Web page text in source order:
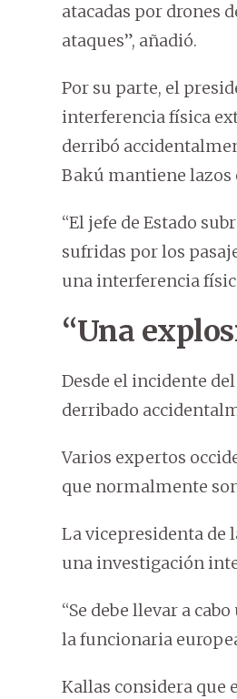
atacadas por drones
ataques”, añadió.
Por su parte, el
interferencia física
derribó
Bakú mantiene lazos
“El jefe de Estado
sufridas por los
una interferencia
“Una
Desde el incidente
derribado
Varios expertos
que normalmente
La vicepresidenta de
una investigación
“Se debe llevar a
la funcionaria
Kallas considera que